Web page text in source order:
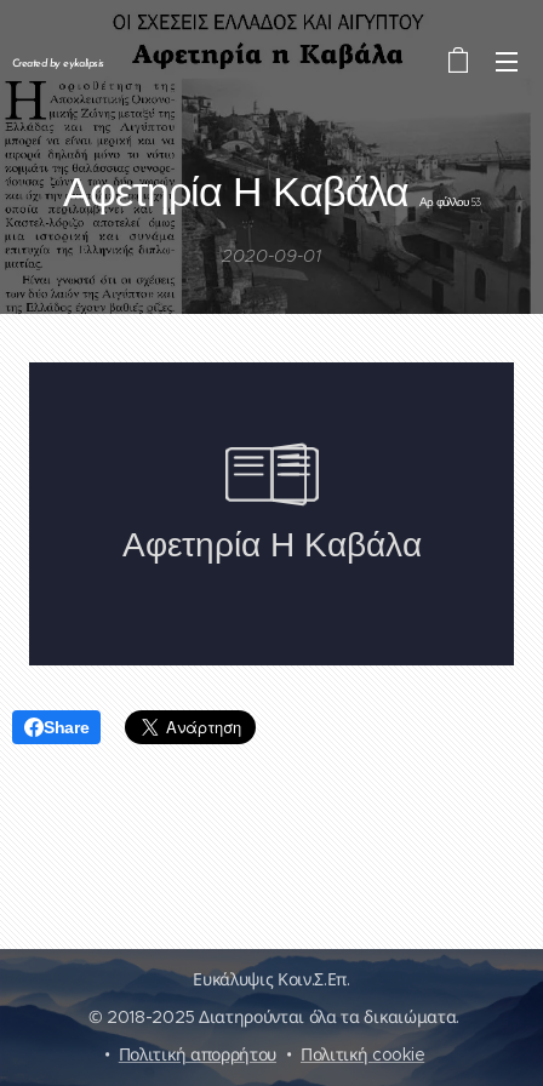
Created by eykalipsis
Αφετηρία Η ΚαβάλαΑρ. φύλλου 53
2020-09-01
Share
Ευκάλυψις Κοιν.Σ.Επ.
© 2018-2025 Διατηρούνται όλα τα δικαιώματα.
Πολιτική απορρήτου
Πολιτική cookie